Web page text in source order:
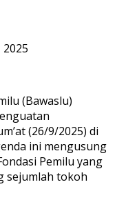
(Bawaslu)
(26/9/2025) di
ini mengusung
Pemilu yang
sejumlah tokoh